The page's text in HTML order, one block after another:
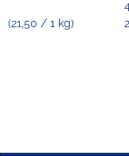
(21,50 / 1 kg)